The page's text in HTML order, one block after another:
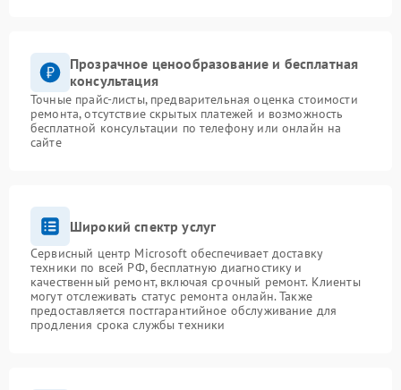
Прозрачное ценообразование и бесплатная
консультация
Точные прайс-листы, предварительная оценка стоимости
ремонта, отсутствие скрытых платежей и возможность
бесплатной консультации по телефону или онлайн на
сайте
Широкий спектр услуг
Сервисный центр Microsoft обеспечивает доставку
техники по всей РФ, бесплатную диагностику и
качественный ремонт, включая срочный ремонт. Клиенты
могут отслеживать статус ремонта онлайн. Также
предоставляется постгарантийное обслуживание для
продления срока службы техники